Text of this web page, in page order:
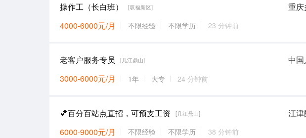
操作工（长白班） [双福新区]
4000-6000元/月 不限经验 不限学历 23 分钟前
重
老客户服务专员 [几江鼎山]
3000-6000元/月 1年 大专 24 分钟前
💕百分百站点直招，可预支工资 [几江鼎山]
6000-9000元/月 不限经验 不限学历 38 分钟前
江津